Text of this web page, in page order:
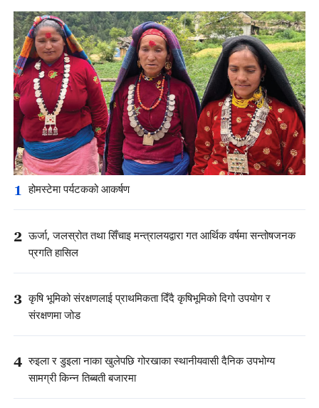
1 होमस्टेमा पर्यटकको आकर्षण
2 ऊर्जा, जलस्रोत तथा सिँचाइ मन्त्रालयद्वारा गत आर्थिक वर्षमा सन्तोषजनक
प्रगति हासिल
3 कृषि भूमिको संरक्षणलाई प्राथमिकता दिँदै कृषिभूमिको दिगो उपयोग र
संरक्षणमा जोड
4 रुइला र डुइला नाका खुलेपछि गोरखाका स्थानीयवासी दैनिक उपभोग्य
सामग्री किन्न तिब्बती बजारमा